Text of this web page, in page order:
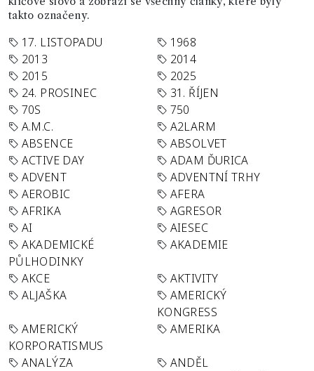
takto označeny.
17. LISTOPADU
1968
2013
2014
2015
2025
24. PROSINEC
31. ŘÍJEN
70S
750
A.M.C.
A2LARM
ABSENCE
ABSOLVET
ACTIVE DAY
ADAM ĎURICA
ADVENT
ADVENTNÍ TRHY
AEROBIC
AFERA
AFRIKA
AGRESOR
AI
AIESEC
AKADEMICKÉ
PŮLHODINKY
AKADEMIE
AKCE
AKTIVITY
ALJAŠKA
AMERICKÝ
KONGRESS
AMERICKÝ
KORPORATISMUS
AMERIKA
ANALÝZA
ANDĚL